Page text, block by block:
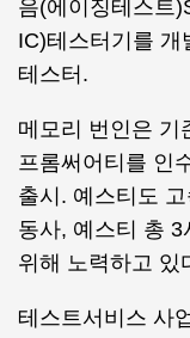
음(에이징테스트
IC)테스터기를 개
테스터.
메모리 번인은 기
프롬써어티를 인
출시. 예스티도
동사, 예스티 총
위해 노력하고 있
테스트서비스 사